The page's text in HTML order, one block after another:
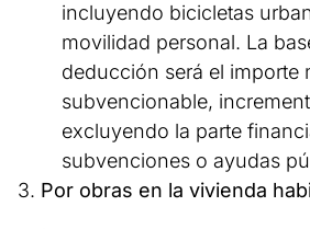
incluyendo bicicletas
movilidad personal. La
deducción será el importe
subvencionable,
excluyendo la parte
subvenciones o ayudas
3. Por obras en la vivienda